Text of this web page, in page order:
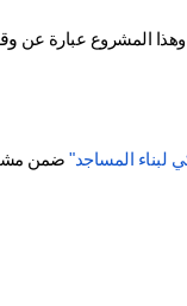
وهذا المشروع عبارة عن
لبناء المساجد"